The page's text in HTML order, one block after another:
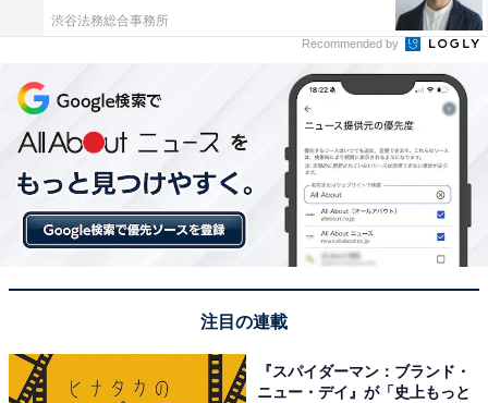
渋谷法務総合事務所
Recommended by
注目の連載
『スパイダーマン：ブランド・
ニュー・デイ』が「史上もっと